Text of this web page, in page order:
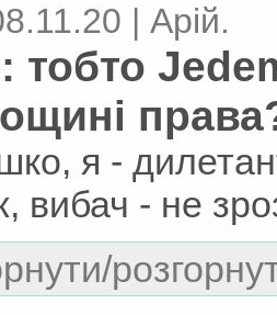
| Арій.
тобто
я -
вибач - не